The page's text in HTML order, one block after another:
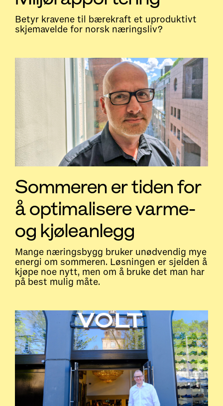
Betyr kravene til bærekraft et uproduktivt
skjemavelde for norsk næringsliv?
Sommeren er tiden for
å optimalisere varme-
og kjøleanlegg
Mange næringsbygg bruker unødvendig mye
energi om sommeren. Løsningen er sjelden å
kjøpe noe nytt, men om å bruke det man har
på best mulig måte.